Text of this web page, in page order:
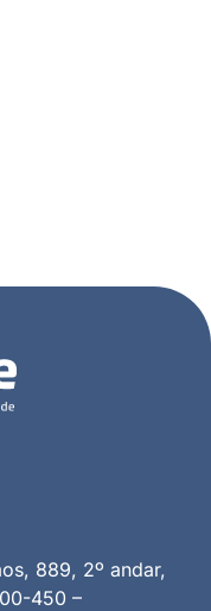
889, 2º andar,
450 –